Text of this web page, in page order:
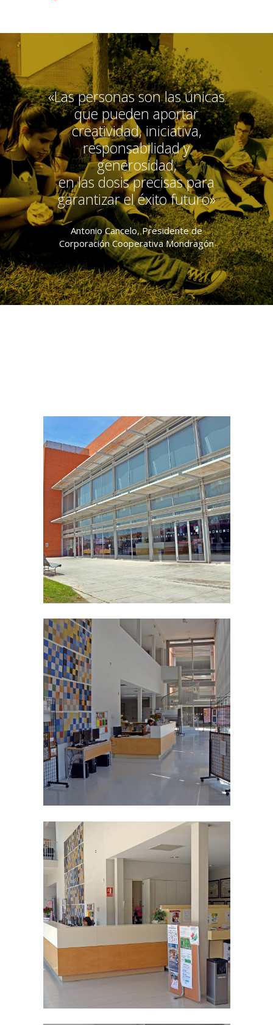
«Las personas son las únicas
que pueden aportar
creatividad, iniciativa,
responsabilidad y
generosidad,
en las dosis precisas para
garantizar el éxito futuro»
Antonio Cancelo, Presidente de
Corporación Cooperativa Mondragón